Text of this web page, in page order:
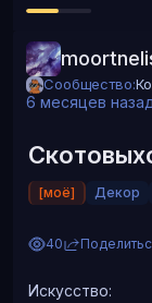
Сообщество:
6 месяцев
[моё] Декор
40
Искусство: